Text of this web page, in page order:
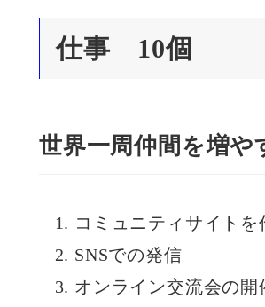
仕事 10個
世界一周仲間を増や
コミュニティサイトを
SNSでの発信
オンライン交流会の開